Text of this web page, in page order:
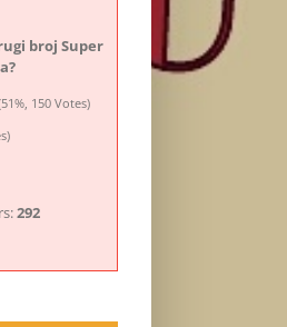
broj Super
150 Votes)
292